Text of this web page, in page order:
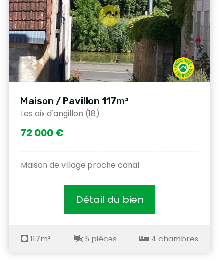
Maison / Pavillon 117m²
Les aix d'angillon (18)
72 000 €
Maison de village proche canal
Détail du bien
117m² 5 pièces 4 chambres